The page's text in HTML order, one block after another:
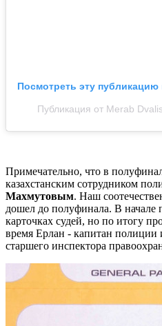
Посмотреть эту публикацию
Публикация от Merab
Примечательно, что в
казахстанским сотрудником
Махмутовым. Наш
дошел до полуфинала. В начале
карточках судей, но по итогу
время Ерлан - капитан полиции
старшего инспектора